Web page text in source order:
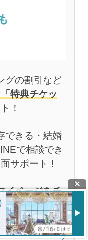
グの割引など
特典チケッ
！
できる・結婚
で相談でき
サポート！
イページをチ
らから